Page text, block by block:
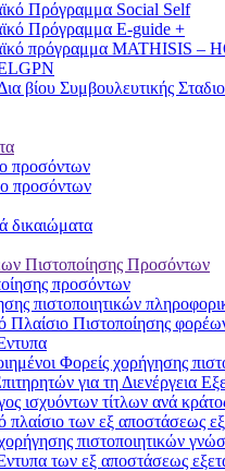
Πρόγραμμα Social Self
Πρόγραμμα E-guide +
πρόγραμμα MATHISIS –
βίου Συμβουλευτικής
προσόντων
προσόντων
δικαιώματα
Πιστοποίησης Προσόντων
προσόντων
πιστοποιητικών
Πλαίσιο Πιστοποίησης
Φορείς χορήγησης
για τη Διενέργεια
ισχυόντων τίτλων ανά
πλαίσιο των εξ αποστάσεως
πιστοποιητικών
των εξ αποστάσεως